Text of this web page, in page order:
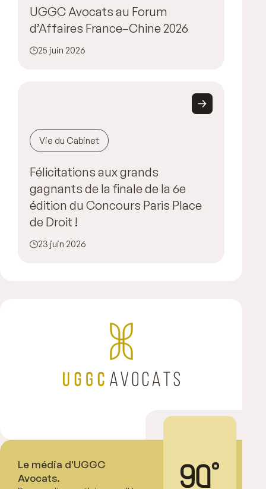
UGGC Avocats au Forum
d’Affaires France–Chine 2026
25 juin 2026
Vie du Cabinet
Félicitations aux grands
gagnants de la finale de la 6e
édition du Concours Paris Place
de Droit !
23 juin 2026
Le média d'UGGC
Avocats.